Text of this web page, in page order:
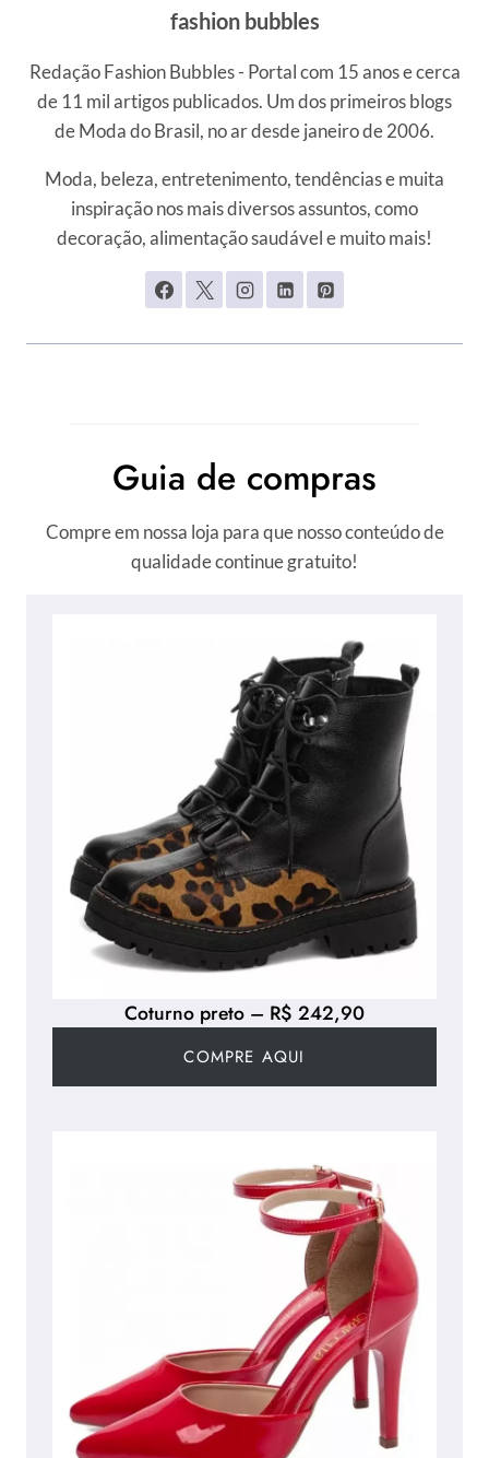
fashion bubbles
Redação Fashion Bubbles - Portal com 15 anos e cerca
de 11 mil artigos publicados. Um dos primeiros blogs
de Moda do Brasil, no ar desde janeiro de 2006.
Moda, beleza, entretenimento, tendências e muita
inspiração nos mais diversos assuntos, como
decoração, alimentação saudável e muito mais!
Guia de compras
Compre em nossa loja para que nosso conteúdo de
qualidade continue gratuito!
Coturno preto – R$ 242,90
COMPRE AQUI